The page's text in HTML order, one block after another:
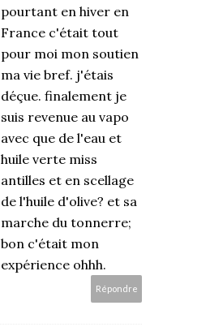
pourtant en hiver en
France c'était tout
pour moi mon soutien
ma vie bref. j'étais
déçue. finalement je
suis revenue au vapo
avec que de l'eau et
huile verte miss
antilles et en scellage
de l'huile d'olive? et sa
marche du tonnerre;
bon c'était mon
expérience ohhh.
Répondre